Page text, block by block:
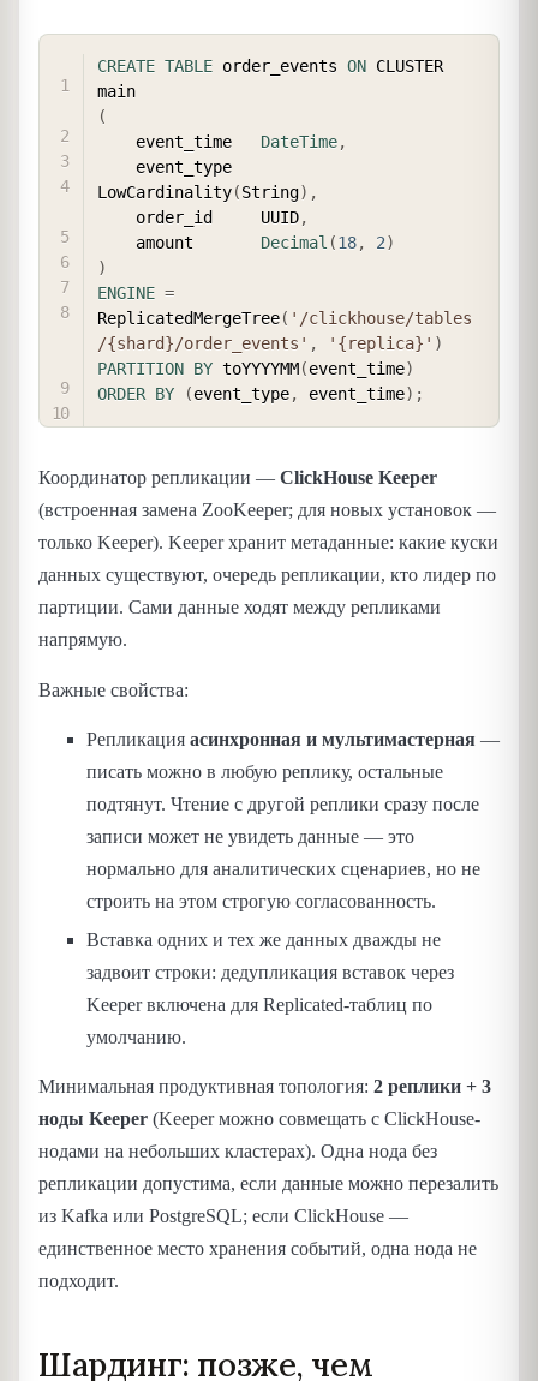
CREATE TABLE order_events ON CLUSTER
(
    event_time
DateTime,
LowCardinality(String) ,
    order_id     UUID
,
    amount
Decimal (18, 2)
)
ENGINE =
ReplicatedMergeTree( '/clickhouse/tables
/{shard}/order_events' , '{replica}' )
PARTITION BY toYYYYMM(event_time)
ORDER BY (event_type, event_time) ;
Координатор репликации — ClickHouse Keeper
(встроенная замена ZooKeeper; для новых установок —
только Keeper). Keeper хранит метаданные: какие куски
данных существуют, очередь репликации, кто лидер по
партиции. Сами данные ходят между репликами
напрямую.
Важные свойства:
Репликация асинхронная и мультимастерная —
писать можно в любую реплику, остальные
подтянут. Чтение с другой реплики сразу после
записи может не увидеть данные — это
нормально для аналитических сценариев, но не
строить на этом строгую согласованность.
Вставка одних и тех же данных дважды не
задвоит строки: дедупликация вставок через
Keeper включена для Replicated-таблиц по
умолчанию.
Минимальная продуктивная топология: 2 реплики + 3
ноды Keeper (Keeper можно совмещать с ClickHouse-
нодами на небольших кластерах). Одна нода без
репликации допустима, если данные можно перезалить
из Kafka или PostgreSQL; если ClickHouse —
единственное место хранения событий, одна нода не
подходит.
Шардинг: позже, чем